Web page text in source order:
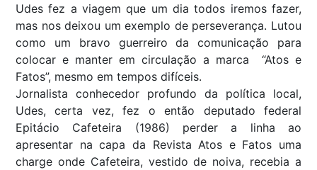
Udes fez a viagem que um dia todos iremos fazer,
mas nos deixou um exemplo de perseverança. Lutou
como um bravo guerreiro da comunicação para
colocar e manter em circulação a marca “Atos e
Fatos”, mesmo em tempos difíceis.
Jornalista conhecedor profundo da política local,
Udes, certa vez, fez o então deputado federal
Epitácio Cafeteira (1986) perder a linha ao
apresentar na capa da Revista Atos e Fatos uma
charge onde Cafeteira, vestido de noiva, recebia a